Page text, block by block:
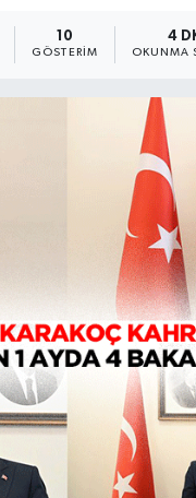
10
GÖSTERIM
4
OKUNMA